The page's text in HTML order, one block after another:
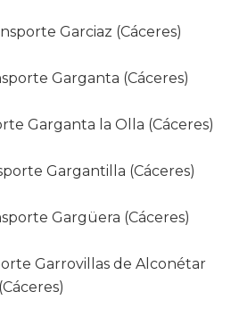
Garciaz (Cáceres)
Garganta (Cáceres)
Garganta la Olla (Cáceres)
Gargantilla (Cáceres)
Gargüera (Cáceres)
Garrovillas de Alconétar
(Cáceres)